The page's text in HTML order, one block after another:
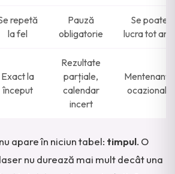
repetă
la fel
Pauză
obligatorie
Se poate
lucra tot anul
Exact la
început
Rezultate
parțiale,
calendar
incert
Mentenanță
ocazională
apare în niciun tabel: timpul. O
nu durează mai mult decât una